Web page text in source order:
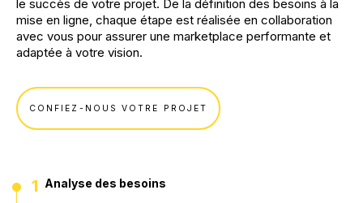
le succès de votre projet. De la définition des besoins à la
mise en ligne, chaque étape est réalisée en collaboration
avec vous pour assurer une marketplace performante et
adaptée à votre vision.
CONFIEZ-NOUS VOTRE PROJET
• 1 Analyse des besoins